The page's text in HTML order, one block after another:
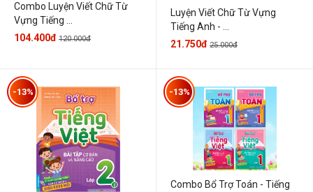
Combo Luyện Viết Chữ Từ
Vựng Tiếng ...
104.400đ 120.000đ
Luyện Viết Chữ Từ Vựng
Tiếng Anh - ...
21.750đ 25.000đ
-13%
Combo Bổ Trợ Toán - Tiếng
-13%